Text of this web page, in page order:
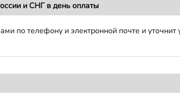
и СНГ в день оплаты
по телефону и электронной почте и уточнит